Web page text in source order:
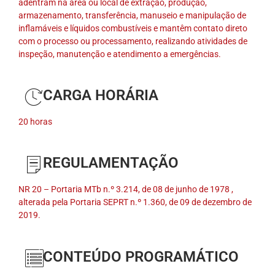
adentram na área ou local de extração, produção,
armazenamento, transferência, manuseio e manipulação de
inflamáveis e líquidos combustíveis e mantêm contato direto
com o processo ou processamento, realizando atividades de
inspeção, manutenção e atendimento a emergências.
CARGA HORÁRIA
20 horas
REGULAMENTAÇÃO
NR 20 – Portaria MTb n.º 3.214, de 08 de junho de 1978 ,
alterada pela Portaria SEPRT n.º 1.360, de 09 de dezembro de
2019.
CONTEÚDO PROGRAMÁTICO